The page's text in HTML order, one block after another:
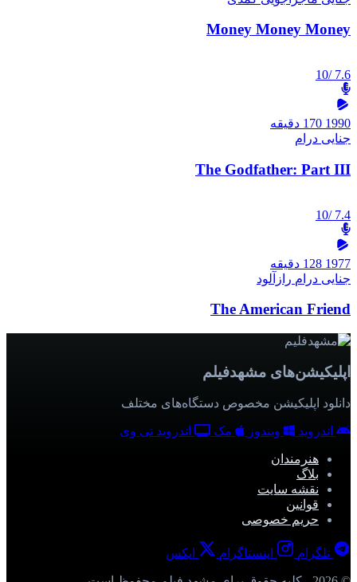
Money Money Money
7.6
/10
1990 170 دقیقه
جنایی درام
The Godfather: Part III
7.4
/10
1977 128 دقیقه
جنایی درام رازآلود
The American Friend
اپلیکیشن‌های مشهدفیلم
دانلود اپلیکیشن مخصوص دستگاه‌های مختلف
اندروید ویندوز مک اندروید تی وی
هنرمندان
بلاگ
نقشه سایت
قوانین
حریم خصوصی
تلگرام اینستاگرام ایکس